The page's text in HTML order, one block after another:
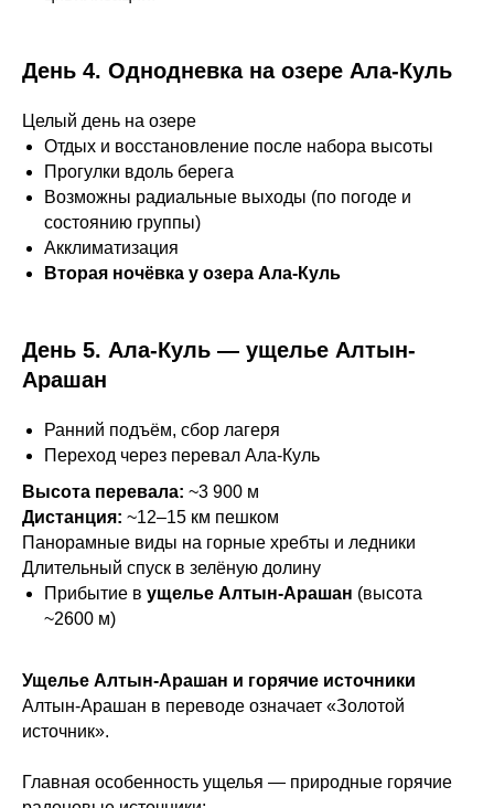
День 4. Однодневка на озере Ала-Куль
Целый день на озере
Отдых и восстановление после набора высоты
Прогулки вдоль берега
Возможны радиальные выходы (по погоде и
состоянию группы)
Акклиматизация
Вторая ночёвка у озера Ала-Куль
День 5. Ала-Куль — ущелье Алтын-
Арашан
Ранний подъём, сбор лагеря
Переход через перевал Ала-Куль
Высота перевала: ~3 900 м
Дистанция: ~12–15 км пешком
Панорамные виды на горные хребты и ледники
Длительный спуск в зелёную долину
Прибытие в ущелье Алтын-Арашан (высота
~2600 м)
Ущелье Алтын-Арашан и горячие источники
Алтын-Арашан в переводе означает «Золотой
источник».
Главная особенность ущелья — природные горячие